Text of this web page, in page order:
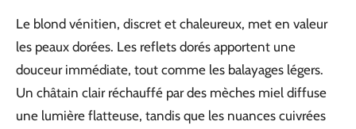
Le blond vénitien, discret et chaleureux, met en valeur
les peaux dorées. Les reflets dorés apportent une
douceur immédiate, tout comme les balayages légers.
Un châtain clair réchauffé par des mèches miel diffuse
une lumière flatteuse, tandis que les nuances cuivrées